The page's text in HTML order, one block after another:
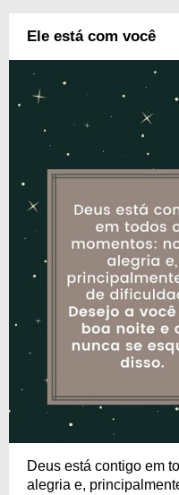
Ele está com você
Deus está contigo em
alegria e,